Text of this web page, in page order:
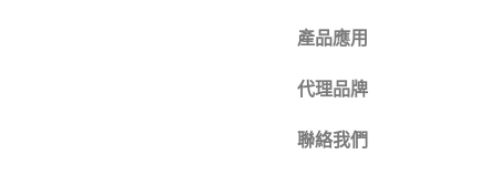
產品應用
代理品牌
聯絡我們